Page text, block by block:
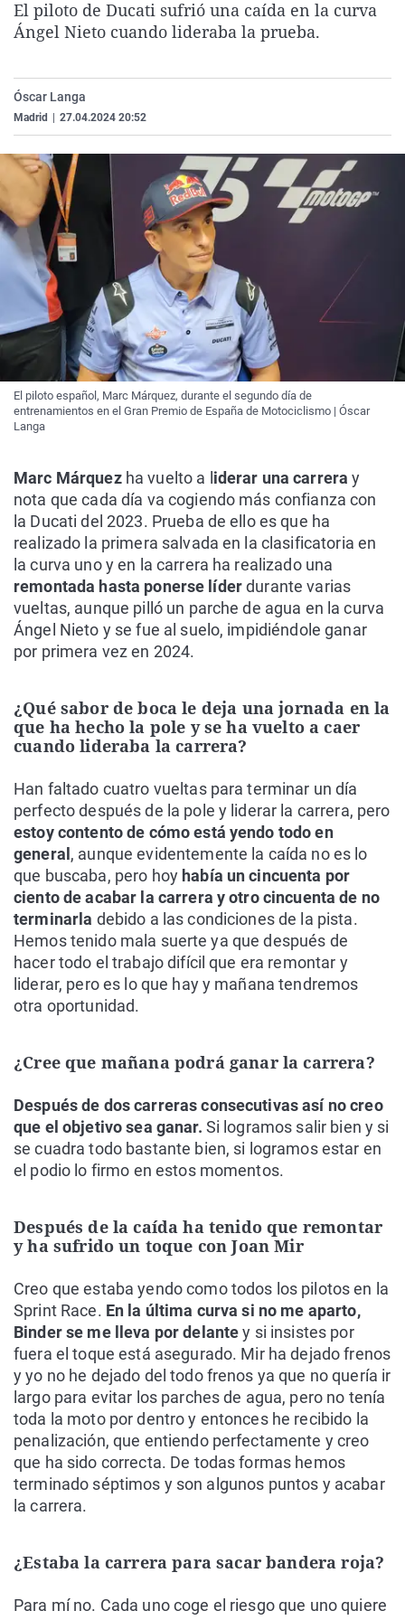
La rosa de los vientos
Gente viajera
Como el perro y el
Caso
Retornados
Equipo de
Extremadura
Galicia
La Rioja
País Vasco
Virales
Televisión
Elecciones
El piloto de Ducati sufrió una caída en la curva
Ángel Nieto cuando lideraba la prueba.
Óscar Langa
Madrid 27.04.2024 20:52
El piloto español, Marc Márquez, durante el segundo día de
entrenamientos en el Gran Premio de España de Motociclismo | Óscar
Langa
Marc Márquez ha vuelto a l iderar una carreray
nota que cada día va cogiendo más confianza con
la Ducati del 2023. Prueba de ello es que ha
realizado la primera salvada en la clasificatoria en
la curva uno y en la carrera ha realizado una
remontada hasta ponerse líderdurante varias
vueltas, aunque pilló un parche de agua en la curva
Ángel Nieto y se fue al suelo, impidiéndole ganar
por primera vez en 2024.
¿Qué sabor de boca le deja una jornada en la
que ha hecho la pole y se ha vuelto a caer
cuando lideraba la carrera?
Han faltado cuatro vueltas para terminar un día
perfecto después de la pole y liderar la carrera, pero
estoy contento de cómo está yendo todo en
general , aunque evidentemente la caída no es lo
que buscaba, pero hoy había un cincuenta por
ciento de acabar la carrera y otro cincuenta de no
terminarla debido a las condiciones de la pista.
Hemos tenido mala suerte ya que después de
hacer todo el trabajo difícil que era remontar y
liderar, pero es lo que hay y mañana tendremos
otra oportunidad.
¿Cree que mañana podrá ganar la carrera?
Después de dos carreras consecutivas así no creo
que el objetivo sea ganar. Si logramos salir bien y si
se cuadra todo bastante bien, si logramos estar en
el podio lo firmo en estos momentos.
Después de la caída ha tenido que remontar
y ha sufrido un toque con Joan Mir
Creo que estaba yendo como todos los pilotos en la
Sprint Race. En la última curva si no me aparto,
Binder se me lleva por delantey si insistes por
fuera el toque está asegurado. Mir ha dejado frenos
y yo no he dejado del todo frenos ya que no quería ir
largo para evitar los parches de agua, pero no tenía
toda la moto por dentro y entonces he recibido la
penalización, que entiendo perfectamente y creo
que ha sido correcta. De todas formas hemos
terminado séptimos y son algunos puntos y acabar
la carrera.
¿Estaba la carrera para sacar bandera roja?
Para mí no. Cada uno coge el riesgo que uno quiere